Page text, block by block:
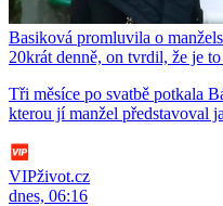
Basiková promluvila o
20krát denně, on tvrdil, že je
Tři měsíce po svatbě potkala
kterou jí manžel představoval
VIPživot.cz
dnes, 06:16